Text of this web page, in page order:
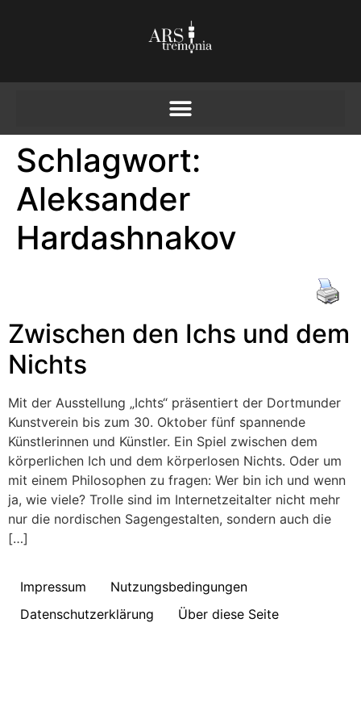
Schlagwort:
Aleksander
Hardashnakov
Zwischen den Ichs und dem
Nichts
Mit der Ausstellung „Ichts“ präsentiert der Dortmunder
Kunstverein bis zum 30. Oktober fünf spannende
Künstlerinnen und Künstler. Ein Spiel zwischen dem
körperlichen Ich und dem körperlosen Nichts. Oder um
mit einem Philosophen zu fragen: Wer bin ich und wenn
ja, wie viele? Trolle sind im Internetzeitalter nicht mehr
nur die nordischen Sagengestalten, sondern auch die
[…]
Impressum
Nutzungsbedingungen
Datenschutzerklärung
Über diese Seite